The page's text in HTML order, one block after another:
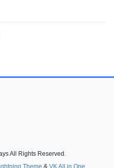
All Rights Reserved.